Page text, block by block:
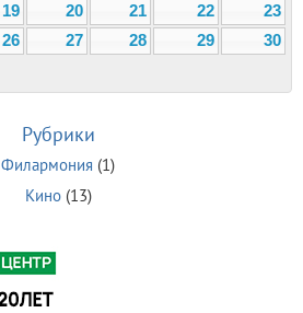
19 20 21 22
23
26 27 28 29
30
Рубрики
Филармония (1)
Кино(13)